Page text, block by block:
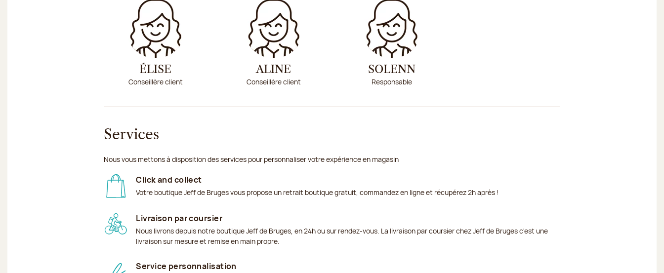
ÉLISE
Conseillère client
ALINE
Conseillère client
SOLENN
Responsable
Services
Nous vous mettons à disposition des services pour personnaliser votre expérience en magasin
Click and collect
Votre boutique Jeff de Bruges vous propose un retrait boutique gratuit, commandez en ligne et récupérez 2h après !
Livraison par coursier
Nous livrons depuis notre boutique Jeff de Bruges, en 24h ou sur rendez-vous. La livraison par coursier chez Jeff de Bruges c'est une
livraison sur mesure et remise en main propre.
Service personnalisation